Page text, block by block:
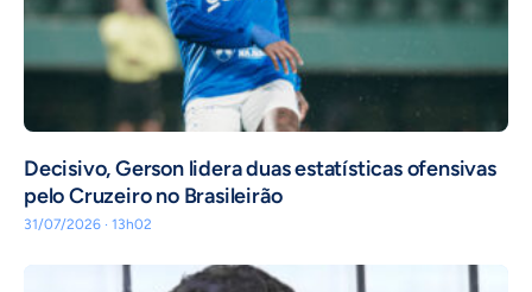
Decisivo, Gerson lidera duas estatísticas ofensivas
pelo Cruzeiro no Brasileirão
31/07/2026 · 13h02